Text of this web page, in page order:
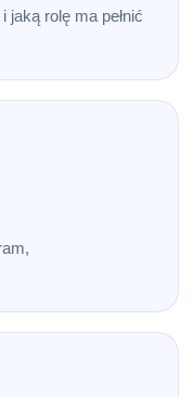
jaką rolę ma pełnić